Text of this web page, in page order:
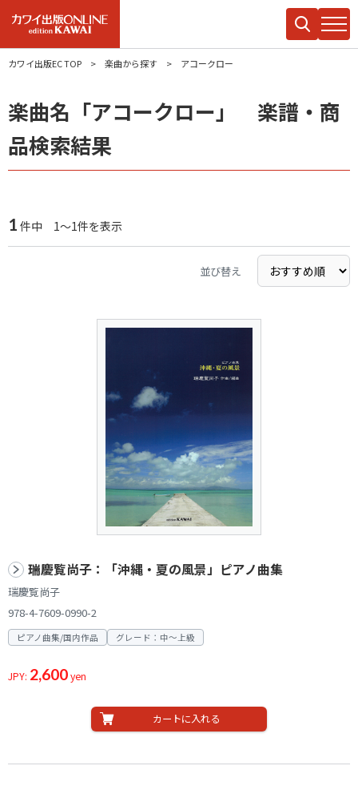
カワイ出版EC TOP 楽曲から探す アコークロー
楽曲名「アコークロー」 楽譜・商
品検索結果
1 件中 1～1件を表示
並び替え
瑞慶覧尚子：「沖縄・夏の風景」ピアノ曲集
瑞慶覧尚子
978-4-7609-0990-2
ピアノ曲集/国内作品 グレード：中～上級
JPY: 2,600yen
カートに入れる